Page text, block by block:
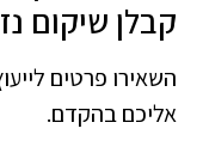
קבלן שיקום
השאירו פרטים
אליכם בהקדם.